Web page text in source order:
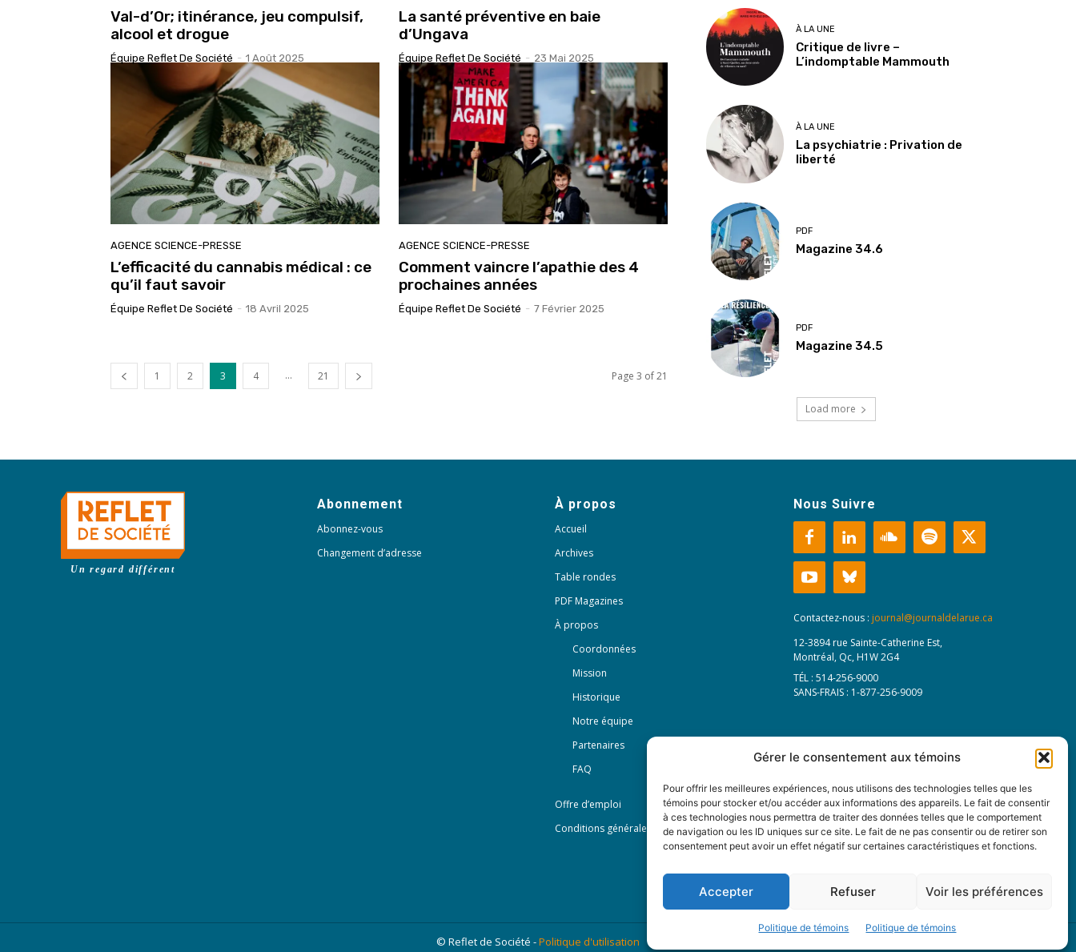
Gérer le consentement aux témoins
Pour offrir les meilleures expériences, nous utilisons des technologies telles que les
témoins pour stocker et/ou accéder aux informations des appareils. Le fait de consentir
à ces technologies nous permettra de traiter des données telles que le comportement
de navigation ou les ID uniques sur ce site. Le fait de ne pas consentir ou de retirer son
consentement peut avoir un effet négatif sur certaines caractéristiques et fonctions.
Accepter Refuser Voir les préférences
Politique de témoins Politique de témoins
Val-d’Or; itinérance, jeu compulsif,
alcool et drogue
Équipe Reflet De Société - 1 Août 2025
La santé préventive en baie
d’Ungava
Équipe Reflet De Société - 23 Mai 2025
AGENCE SCIENCE-PRESSE
L’efficacité du cannabis médical : ce
qu’il faut savoir
Équipe Reflet De Société - 18 Avril 2025
AGENCE SCIENCE-PRESSE
Comment vaincre l’apathie des 4
prochaines années
Équipe Reflet De Société - 7 Février 2025
1 2 3 4 ... 21 Page 3 of 21
À LA UNE
Critique de livre –
L’indomptable Mammouth
À LA UNE
La psychiatrie : Privation de
liberté
PDF
Magazine 34.6
PDF
Magazine 34.5
Load more
Un regard différent
Abonnement
Abonnez-vous
Changement d’adresse
À propos
Accueil
Archives
Table rondes
PDF Magazines
À propos
Coordonnées
Mission
Historique
Notre équipe
Partenaires
FAQ
Offre d’emploi
Conditions générales
Nous Suivre
Contactez-nous : journal@journaldelarue.ca
12-3894 rue Sainte-Catherine Est,
Montréal, Qc, H1W 2G4
TÉL : 514-256-9000
SANS-FRAIS : 1-877-256-9009
© Reflet de Société -Politique d'utilisation